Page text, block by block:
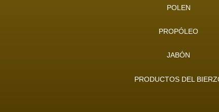
POLEN
PROPÓLEO
JABÓN
PRODUCTOS DEL